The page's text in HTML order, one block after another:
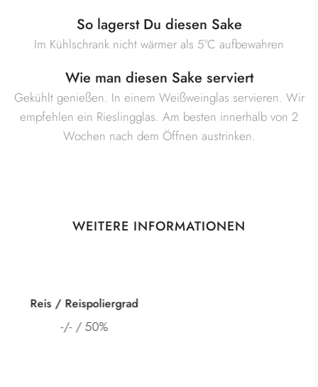
So lagerst Du diesen Sake
Im Kühlschrank nicht wärmer als 5°C aufbewahren
Wie man diesen Sake serviert
Gekühlt genießen. In einem Weißweinglas servieren. Wir
empfehlen ein Rieslingglas. Am besten innerhalb von 2
Wochen nach dem Öffnen austrinken.
WEITERE INFORMATIONEN